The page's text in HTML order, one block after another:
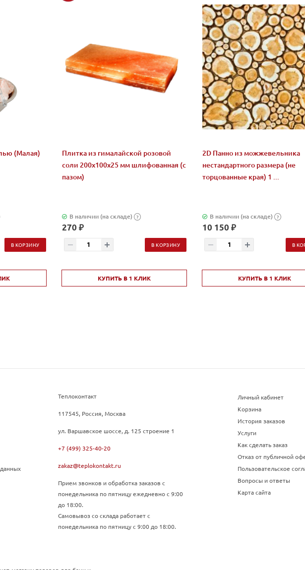
(Малая)
В КОРЗИНУ
Плитка из гималайской розовой
соли 200x100x25 мм шлифованная (с
пазом)
В наличии (на складе) ?
270 ₽
В КОРЗИНУ
КУПИТЬ В 1 КЛИК
2D Панно из можжевельника
нестандартного размера (не
торцованные края) 1 ...
В наличии (на складе) ?
10 150 ₽
В
КУПИТЬ В 1 КЛИК
Теплоконтакт
117545, Россия, Москва
ул. Варшавское шоссе, д. 125 строение 1
+7 (499) 325-40-20
zakaz@teplokontakt.ru
Прием звонков и обработка заказов с
понедельника по пятницу ежедневно с 9:00
до 18:00.
Самовывоз со склада работает с
понедельника по пятницу с 9:00 до 18:00.
Личный кабинет
Корзина
История заказов
Услуги
Как сделать заказ
Отказ от публичной
Пользовательское
Вопросы и ответы
Карта сайта